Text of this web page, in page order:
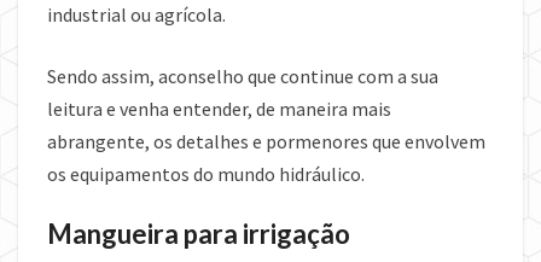
industrial ou agrícola.
Sendo assim, aconselho que continue com a sua
leitura e venha entender, de maneira mais
abrangente, os detalhes e pormenores que envolvem
os equipamentos do mundo hidráulico.
Mangueira para irrigação